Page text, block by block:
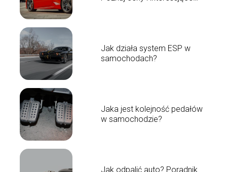
Jak działa system ESP w
samochodach?
Jaka jest kolejność pedałów
w samochodzie?
Jak odpalić auto? Poradnik